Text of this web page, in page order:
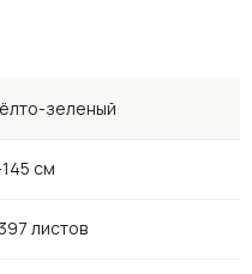
зеленый
см
листов